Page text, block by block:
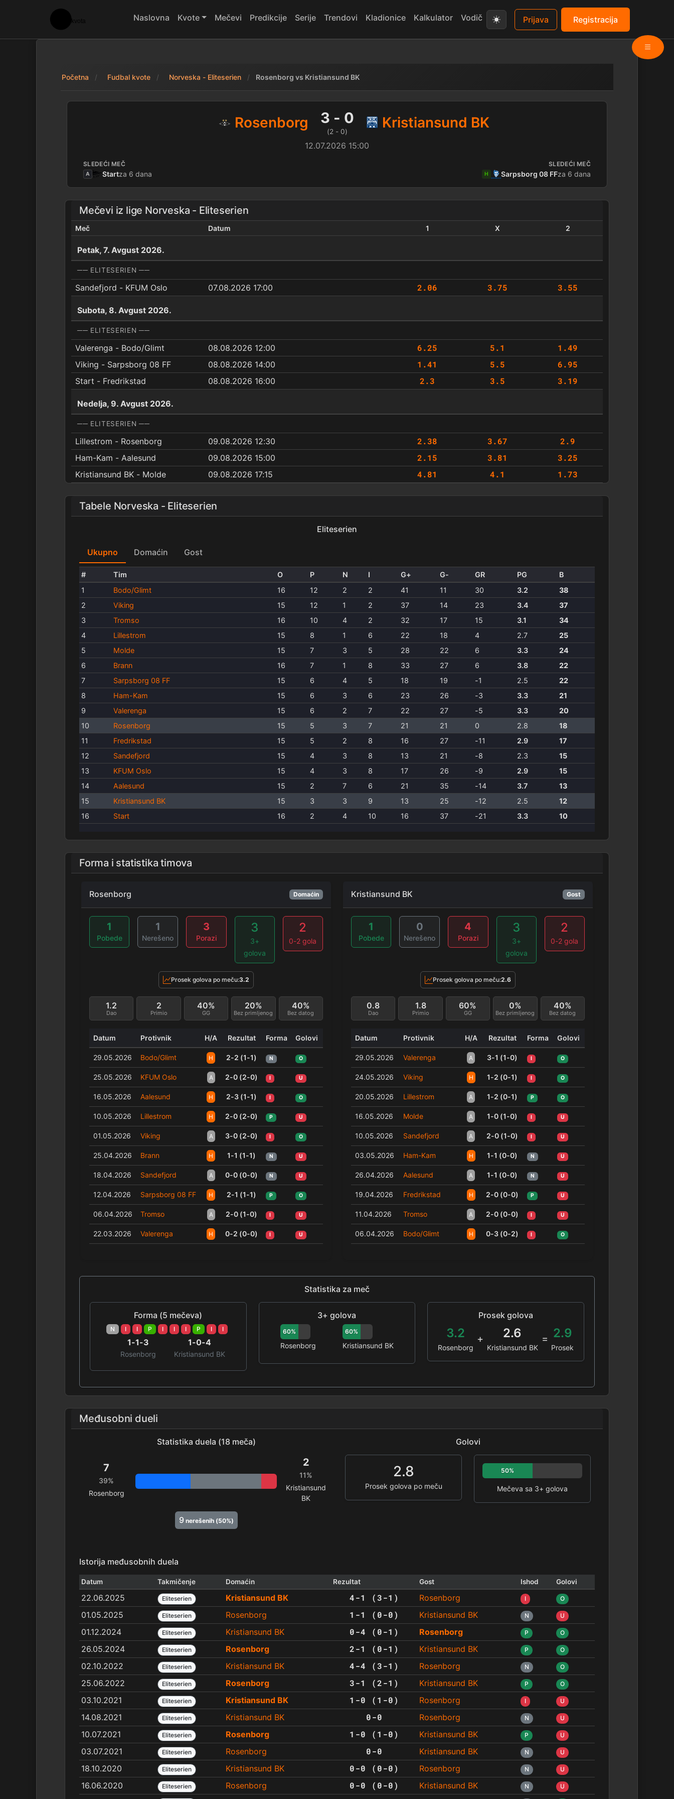
Naslovna Kvote Mečevi Predikcije Serije Trendovi Kladionice Kalkulator Vodič Prijava Registracija
Početna Fudbal kvote Norveska - Eliteserien Rosenborg vs Kristiansund BK
Rosenborg 3 - 0 Kristiansund BK — rezultat
Rosenborg 3 - 0
(2 - 0)
Kristiansund BK
12.07.2026 15:00
SLEDEĆI MEČ
A Startza 6 dana
SLEDEĆI MEČ
H Sarpsborg 08 FFza 6 dana
Mečevi iz lige Norveska - Eliteserien
Meč Datum 1 X 2
Petak, 7. Avgust 2026.
── ELITESERIEN ──
Sandefjord - KFUM Oslo 07.08.2026 17:00 2.06 3.75 3.55
Subota, 8. Avgust 2026.
── ELITESERIEN ──
Valerenga - Bodo/Glimt 08.08.2026 12:00 6.25 5.1 1.49
Viking - Sarpsborg 08 FF 08.08.2026 14:00 1.41 5.5 6.95
Start - Fredrikstad 08.08.2026 16:00 2.3 3.5 3.19
Nedelja, 9. Avgust 2026.
── ELITESERIEN ──
Lillestrom - Rosenborg 09.08.2026 12:30 2.38 3.67 2.9
Ham-Kam - Aalesund 09.08.2026 15:00 2.15 3.81 3.25
Kristiansund BK - Molde 09.08.2026 17:15 4.81 4.1 1.73
Tabele Norveska - Eliteserien
Eliteserien
Ukupno Domaćin Gost
# Tim O P N I G+ G- GR PG
B
1
Bodo/Glimt 16 12 2 2 41 11 30 3.2
38
2
Viking 15 12 1 2 37 14 23 3.4
37
3
Tromso 16 10 4 2 32 17 15 3.1
34
4
Lillestrom 15 8 1 6 22 18 4 2.7
25
5
Molde 15 7 3 5 28 22 6 3.3
24
6
Brann 16 7 1 8 33 27 6 3.8
22
7
Sarpsborg 08 FF 15 6 4 5 18 19 -1 2.5
22
8
Ham-Kam 15 6 3 6 23 26 -3 3.3
21
9
Valerenga 15 6 2 7 22 27 -5 3.3
20
10
Rosenborg 15 5 3 7 21 21 0 2.8
18
11
Fredrikstad 15 5 2 8 16 27 -11 2.9
17
12
Sandefjord 15 4 3 8 13 21 -8 2.3
15
13
KFUM Oslo 15 4 3 8 17 26 -9 2.9
15
14
Aalesund 15 2 7 6 21 35 -14 3.7
13
15
Kristiansund BK 15 3 3 9 13 25 -12 2.5
12
16
Start 16 2 4 10 16 37 -21 3.3 10
Forma i statistika timova
Rosenborg Domaćin
1
Pobede
1
Nerešeno
3
Porazi
3
3+
golova
2
0-2 gola
Prosek golova po meču:3.2
Dao
1.2
Primio
2
GG
40%
Bez primljenog
20%
Bez datog
40%
Datum Protivnik H/A Rezultat Forma Golovi
29.05.2026 Bodo/Glimt H 2-2 (1-1) N O
25.05.2026 KFUM Oslo A 2-0 (2-0) I U
16.05.2026 Aalesund H 2-3 (1-1) I O
10.05.2026 Lillestrom H 2-0 (2-0) P U
01.05.2026 Viking A 3-0 (2-0) I O
25.04.2026 Brann H 1-1 (1-1) N U
18.04.2026 Sandefjord A 0-0 (0-0) N U
12.04.2026 Sarpsborg 08 FF H 2-1 (1-1) P O
06.04.2026 Tromso A 2-0 (1-0) I U
22.03.2026 Valerenga H 0-2 (0-0) I U
Kristiansund BK Gost
1
Pobede
0
Nerešeno
4
Porazi
3
3+
golova
2
0-2 gola
Prosek golova po meču:2.6
Dao
0.8
Primio
1.8
GG
60%
Bez primljenog
0%
Bez datog
40%
Datum Protivnik H/A Rezultat Forma Golovi
29.05.2026 Valerenga A 3-1 (1-0) I O
24.05.2026 Viking H 1-2 (0-1) I O
20.05.2026 Lillestrom A 1-2 (0-1) P O
16.05.2026 Molde A 1-0 (1-0) I U
10.05.2026 Sandefjord A 2-0 (1-0) I U
03.05.2026 Ham-Kam H 1-1 (0-0) N U
26.04.2026 Aalesund A 1-1 (0-0) N U
19.04.2026 Fredrikstad H 2-0 (0-0) P U
11.04.2026 Tromso A 2-0 (0-0) I U
06.04.2026 Bodo/Glimt H 0-3 (0-2) I O
Statistika za meč
Forma (5 mečeva)
N I I P I
1-1-3
Rosenborg
I I P I I
1-0-4
Kristiansund BK
3+ golova
60%
Rosenborg
60%
Kristiansund BK
Prosek golova
3.2
Rosenborg
+ 2.6
Kristiansund BK
= 2.9
Prosek
Međusobni dueli
Statistika duela (18 meča)
7
39%
Rosenborg
2
11%
Kristiansund
BK
9nerešenih (50%)
Golovi
2.8
Prosek golova po meču
50%
Mečeva sa 3+ golova
Istorija međusobnih duela
Datum Takmičenje Domaćin Rezultat Gost Ishod Golovi
22.06.2025 Eliteserien Kristiansund BK 4-1 (3-1) Rosenborg I O
01.05.2025 Eliteserien Rosenborg 1-1 (0-0) Kristiansund BK N U
01.12.2024 Eliteserien Kristiansund BK 0-4 (0-1) Rosenborg P O
26.05.2024 Eliteserien Rosenborg 2-1 (0-1) Kristiansund BK P O
02.10.2022 Eliteserien Kristiansund BK 4-4 (3-1) Rosenborg N O
25.06.2022 Eliteserien Rosenborg 3-1 (2-1) Kristiansund BK P O
03.10.2021 Eliteserien Kristiansund BK 1-0 (1-0) Rosenborg I U
14.08.2021 Eliteserien Kristiansund BK 0-0 Rosenborg N U
10.07.2021 Eliteserien Rosenborg 1-0 (1-0) Kristiansund BK P U
03.07.2021 Eliteserien Rosenborg 0-0 Kristiansund BK N U
18.10.2020 Eliteserien Kristiansund BK 0-0 (0-0) Rosenborg N U
16.06.2020 Eliteserien Rosenborg 0-0 (0-0) Kristiansund BK N U